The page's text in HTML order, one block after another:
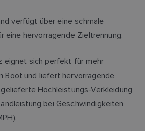
verfügt über eine schmale
eine hervorragende Zieltrennung.
eignet sich perfekt für mehr
Boot und liefert hervorragende
Hochleistungs-Verkleidung
bei Geschwindigkeiten